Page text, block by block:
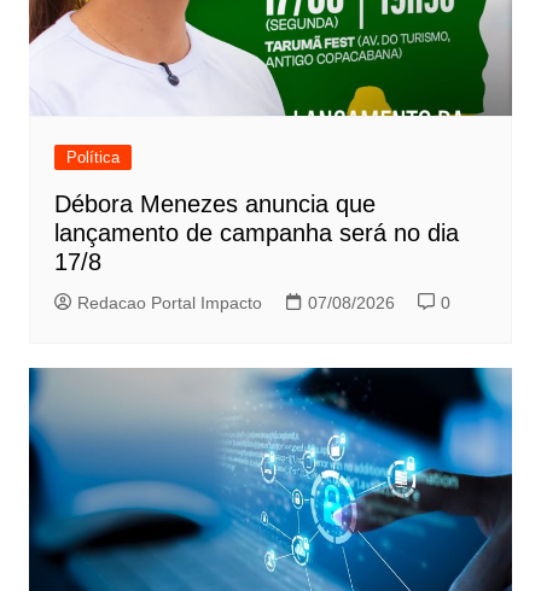
Política
Débora Menezes anuncia que
lançamento de campanha será no dia
17/8
Redacao Portal Impacto 07/08/2026 0